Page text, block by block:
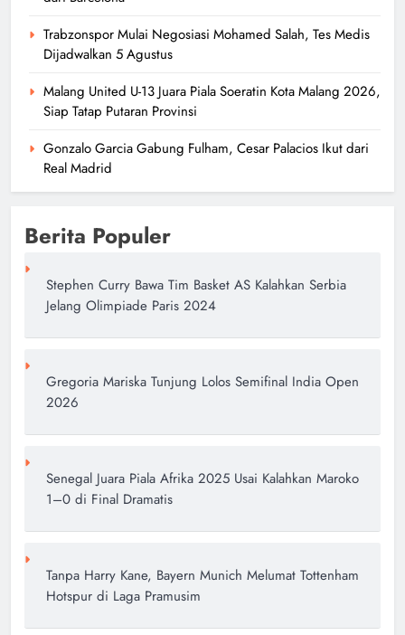
Trabzonspor Mulai Negosiasi Mohamed Salah, Tes Medis
Dijadwalkan 5 Agustus
Malang United U-13 Juara Piala Soeratin Kota Malang 2026,
Siap Tatap Putaran Provinsi
Gonzalo Garcia Gabung Fulham, Cesar Palacios Ikut dari
Real Madrid
Berita Populer
Stephen Curry Bawa Tim Basket AS Kalahkan Serbia
Jelang Olimpiade Paris 2024
Gregoria Mariska Tunjung Lolos Semifinal India Open
2026
Senegal Juara Piala Afrika 2025 Usai Kalahkan Maroko
1–0 di Final Dramatis
Tanpa Harry Kane, Bayern Munich Melumat Tottenham
Hotspur di Laga Pramusim